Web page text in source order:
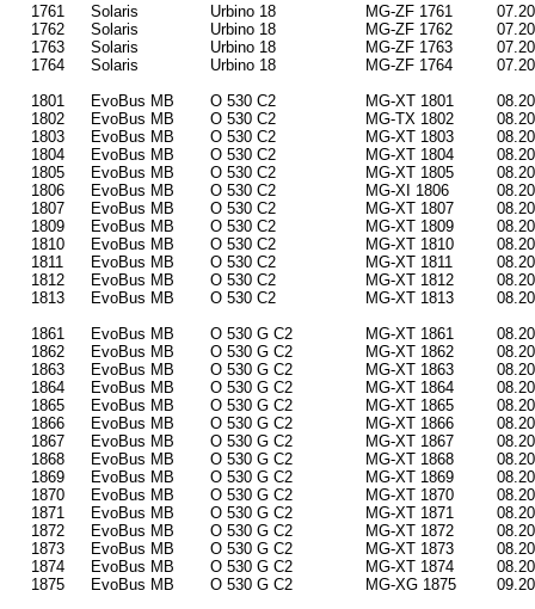
1761
Solaris Urbino 18 MG-ZF 1761
1762
Solaris Urbino 18 MG-ZF 1762
1763
Solaris Urbino 18 MG-ZF 1763
1764
Solaris Urbino 18 MG-ZF 1764
1801
EvoBus MB O 530 C2 MG-XT 1801
1802
EvoBus MB O 530 C2 MG-TX 1802
1803
EvoBus MB O 530 C2 MG-XT 1803
1804
EvoBus MB O 530 C2 MG-XT 1804
1805
EvoBus MB O 530 C2 MG-XT 1805
1806
EvoBus MB O 530 C2 MG-XI 1806
1807
EvoBus MB O 530 C2 MG-XT 1807
1809
EvoBus MB O 530 C2 MG-XT 1809
1810
EvoBus MB O 530 C2 MG-XT 1810
1811
EvoBus MB O 530 C2 MG-XT 1811
1812
EvoBus MB O 530 C2 MG-XT 1812
1813
EvoBus MB O 530 C2 MG-XT 1813
1861
EvoBus MB O 530 G C2 MG-XT 1861
1862
EvoBus MB O 530 G C2 MG-XT 1862
1863
EvoBus MB O 530 G C2 MG-XT 1863
1864
EvoBus MB O 530 G C2 MG-XT 1864
1865
EvoBus MB O 530 G C2 MG-XT 1865
1866
EvoBus MB O 530 G C2 MG-XT 1866
1867
EvoBus MB O 530 G C2 MG-XT 1867
1868
EvoBus MB O 530 G C2 MG-XT 1868
1869
EvoBus MB O 530 G C2 MG-XT 1869
1870
EvoBus MB O 530 G C2 MG-XT 1870
1871
EvoBus MB O 530 G C2 MG-XT 1871
1872
EvoBus MB O 530 G C2 MG-XT 1872
1873
EvoBus MB O 530 G C2 MG-XT 1873
1874
EvoBus MB O 530 G C2 MG-XT 1874
1875
EvoBus MB O 530 G C2 MG-XG 1875